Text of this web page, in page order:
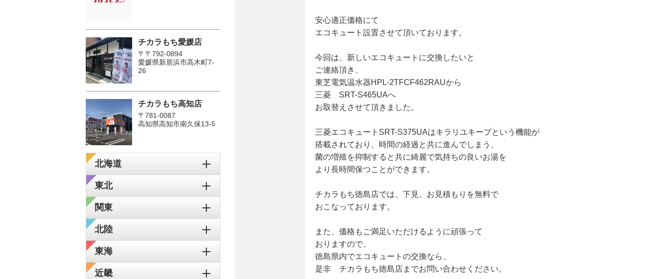
安心適正価格にて
エコキュート設置させて頂いております。
今回は、新しいエコキュートに交換したいと
ご連絡頂き、
東芝電気温水器HPL-2TFCF462RAUから
三菱 SRT-S465UAへ
お取替えさせて頂きました。
三菱エコキュートSRT-S375UAはキラリユキープという機能が
搭載されており、時間の経過と共に進んでしまう、
菌の増殖を抑制すると共に綺麗で気持ちの良いお湯を
より長時間保つことができます。
チカラもち徳島店では、下見、お見積もりを無料で
おこなっております。
また、価格もご満足いただけるように頑張って
おりますので、
徳島県内でエコキュートの交換なら、
是非 チカラもち徳島店までお問い合わせください。
チカラもち愛媛店
〒〒792-0894
愛媛県新居浜市高木町7-
26
チカラもち高知店
〒781-0087
高知県高知市南久保13-5
北海道
東北
関東
北陸
東海
近畿